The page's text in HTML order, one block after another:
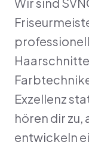
Exzellenz
hören dir zu,
entwickeln